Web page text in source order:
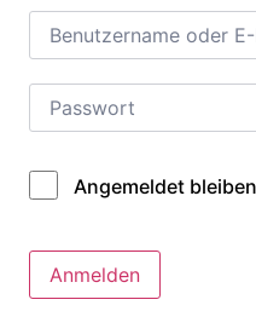
Alternative:
Angemeldet bleiben
Anmelden